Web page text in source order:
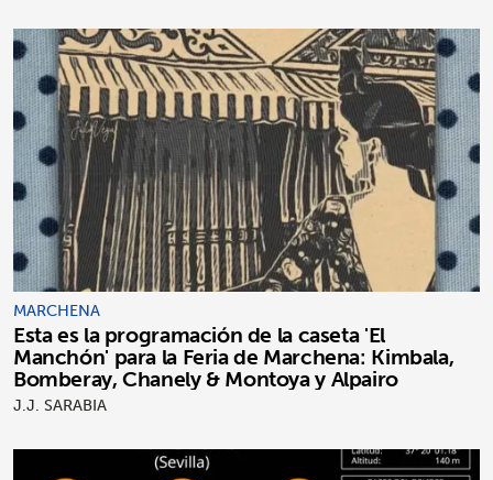
MARCHENA
Esta es la programación de la caseta 'El
Manchón' para la Feria de Marchena: Kimbala,
Bomberay, Chanely & Montoya y Alpairo
J.J. SARABIA